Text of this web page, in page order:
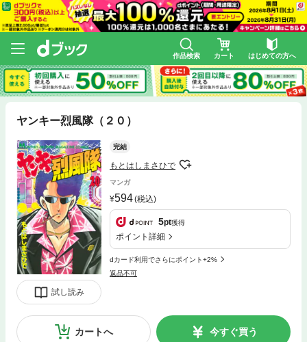
作品検索 カート はじめての方へ
ヤンキー烈風隊（２０）
試し読み
完結
もとはしまさひで
マンガ
594(税込)
5pt獲得
ポイント詳細
dカード利用でさらにポイント+2%
返品不可
カートへ 今すぐ買う